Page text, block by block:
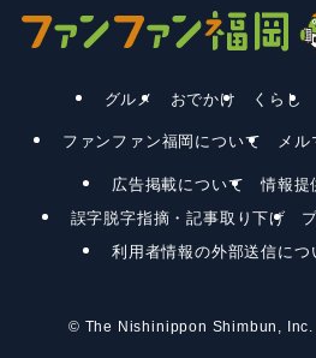
グルメ おでかけ くらし
ファンファン福岡について メル
広告掲載について
情報提
誤字脱字指摘・記事取り下げ
利用者情報の外部送信につ
© The Nishinippon Shimbun,